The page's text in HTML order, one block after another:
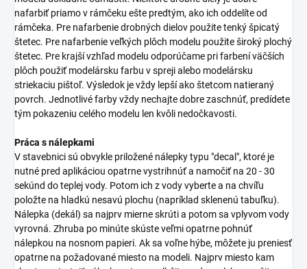
nafarbiť priamo v rámčeku ešte predtým, ako ich oddelíte od
rámčeka. Pre nafarbenie drobných dielov použite tenký špicatý
štetec. Pre nafarbenie veľkých plôch modelu použite široký plochý
štetec. Pre krajší vzhľad modelu odporúčame pri farbení väčších
plôch použiť modelársku farbu v spreji alebo modelársku
striekaciu pištoľ. Výsledok je vždy lepší ako štetcom natieraný
povrch. Jednotlivé farby vždy nechajte dobre zaschnúť, predídete
tým pokazeniu celého modelu len kvôli nedočkavosti.
Práca s nálepkami
V stavebnici sú obvykle priložené nálepky typu "decal", ktoré je
nutné pred aplikáciou opatrne vystrihnúť a namočiť na 20 - 30
sekúnd do teplej vody. Potom ich z vody vyberte a na chvíľu
položte na hladkú nesavú plochu (napríklad sklenenú tabuľku).
Nálepka (dekál) sa najprv mierne skrúti a potom sa vplyvom vody
vyrovná. Zhruba po minúte skúste veľmi opatrne pohnúť
nálepkou na nosnom papieri. Ak sa voľne hýbe, môžete ju preniesť
opatrne na požadované miesto na modeli. Najprv miesto kam